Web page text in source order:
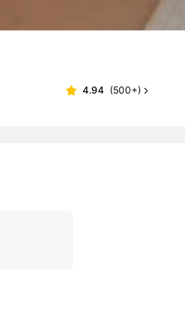
4.94 (500+)